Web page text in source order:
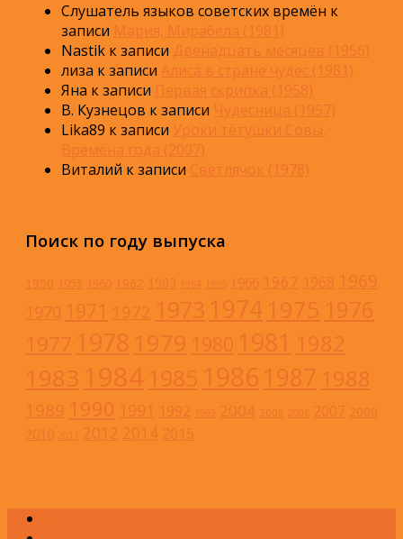
Слушатель языков советских времён к
записи Мария, Мирабела (1981)
Nastik к записи Двенадцать месяцев (1956)
лиза к записи Алиса в стране чудес (1981)
Яна к записи Первая скрипка (1958)
В. Кузнецов к записи Чудесница (1957)
Lika89 к записи Уроки тётушки Совы.
Времена года (2007)
Виталий к записи Светлячок (1978)
Поиск по году выпуска
1950 1955 1960 1962 1963 1964 1965 1966 1967 1968 1969
1970 1971 1972 1973 1974 1975 1976
1977 1978 1979 1980 1981 1982
1983 1984 1985 1986 1987 1988
1989 1990 1991 1992 1993 2004 2005 2006 2007 2009
2010 2011 2012 2014 2015